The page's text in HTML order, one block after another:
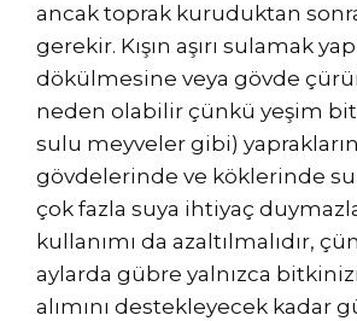
ancak toprak kuruduktan
gerekir. Kışın aşırı sulamak
dökülmesine veya gövde
neden olabilir çünkü yeşim
sulu meyveler gibi)
gövdelerinde ve köklerinde su
çok fazla suya ihtiyaç
kullanımı da azaltılmalıdır,
aylarda gübre yalnızca
alımını destekleyecek kadar